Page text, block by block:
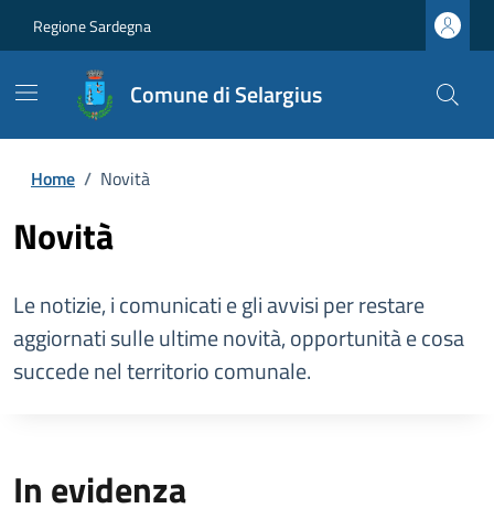
Regione Sardegna
Comune di Selargius
Home / Novità
Novità
Le notizie, i comunicati e gli avvisi per restare
aggiornati sulle ultime novità, opportunità e cosa
succede nel territorio comunale.
In evidenza